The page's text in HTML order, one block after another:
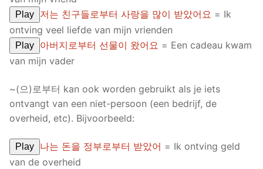
Play 저는 친구들로부터 사랑을 많이 받았어요 = Ik
ontving veel liefde van mijn vrienden
Play 아버지로부터 선물이 왔어요 = Een cadeau kwam
van mijn vader
~(으)로부터 kan ook worden gebruikt als je iets
ontvangt van een niet-persoon (een bedrijf, de
overheid, etc). Bijvoorbeeld:
Play 나는 돈을 정부로부터 받았어 = Ik ontving geld
van de overheid